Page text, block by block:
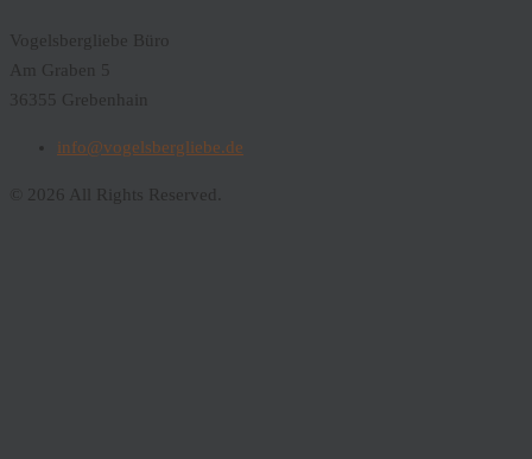
Vogelsbergliebe Büro
Am Graben 5
36355 Grebenhain
info@vogelsbergliebe.de
© 2026 All Rights Reserved.